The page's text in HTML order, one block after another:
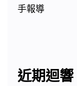
近期迴響